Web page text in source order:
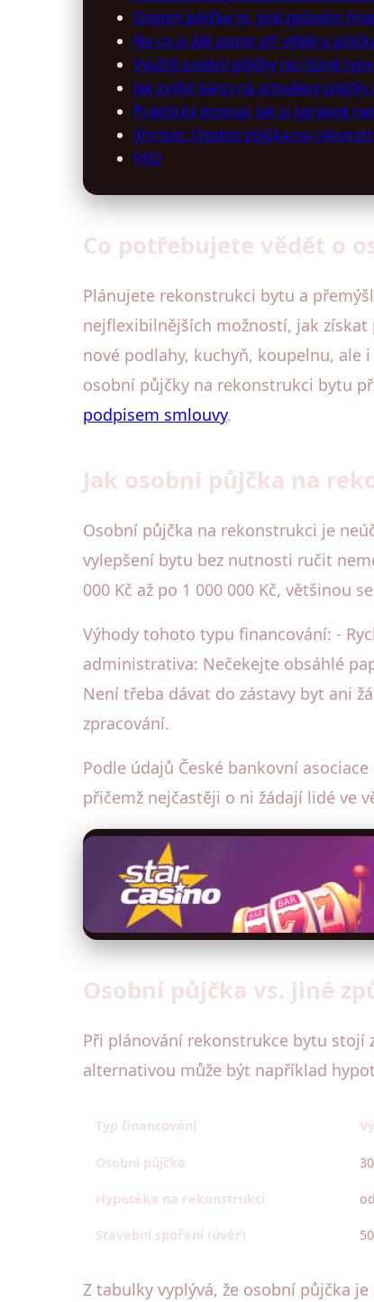
Osobní půjčka vs. jiné způsoby
Na co si dát pozor při výběru
Využití osobní půjčky na různé
Jak zvýšit šanci na schválení
Praktický postup: Jak si správně
Shrnutí: Osobní půjčka na
FAQ
Co potřebujete vědět o
Plánujete rekonstrukci bytu a
nejflexibilnějších možností, jak
nové podlahy, kuchyň, koupelnu, ale
osobní půjčky na rekonstrukci bytu
podpisem smlouvy.
Jak osobní půjčka na
Osobní půjčka na rekonstrukci je
vylepšení bytu bez nutnosti ručit
000 Kč až po 1 000 000 Kč, většinou
Výhody tohoto typu financování: -
administrativa: Nečekejte obsáhlé
Není třeba dávat do zástavy byt ani
zpracování.
Podle údajů České bankovní
přičemž nejčastěji o ni žádají lidé ve
Osobní půjčka vs. jiné
Při plánování rekonstrukce bytu stojí
alternativou může být například
Typ financování
Osobní půjčka
Hypotéka na rekonstrukci
Stavební spoření (úvěr)
Z tabulky vyplývá, že osobní půjčka